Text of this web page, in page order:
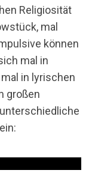
Religiosität
mal
können
mal in
in lyrischen
großen